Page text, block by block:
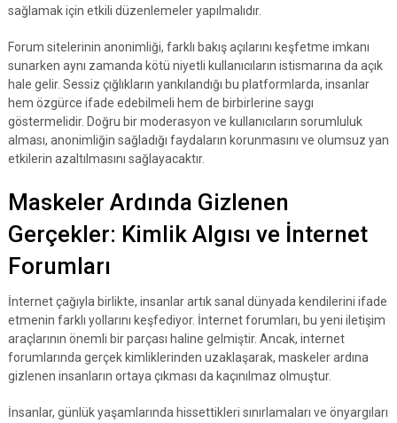
sağlamak için etkili düzenlemeler yapılmalıdır.
Forum sitelerinin anonimliği, farklı bakış açılarını keşfetme imkanı
sunarken aynı zamanda kötü niyetli kullanıcıların istismarına da açık
hale gelir. Sessiz çığlıkların yankılandığı bu platformlarda, insanlar
hem özgürce ifade edebilmeli hem de birbirlerine saygı
göstermelidir. Doğru bir moderasyon ve kullanıcıların sorumluluk
alması, anonimliğin sağladığı faydaların korunmasını ve olumsuz yan
etkilerin azaltılmasını sağlayacaktır.
Maskeler Ardında Gizlenen
Gerçekler: Kimlik Algısı ve İnternet
Forumları
İnternet çağıyla birlikte, insanlar artık sanal dünyada kendilerini ifade
etmenin farklı yollarını keşfediyor. İnternet forumları, bu yeni iletişim
araçlarının önemli bir parçası haline gelmiştir. Ancak, internet
forumlarında gerçek kimliklerinden uzaklaşarak, maskeler ardına
gizlenen insanların ortaya çıkması da kaçınılmaz olmuştur.
İnsanlar, günlük yaşamlarında hissettikleri sınırlamaları ve önyargıları